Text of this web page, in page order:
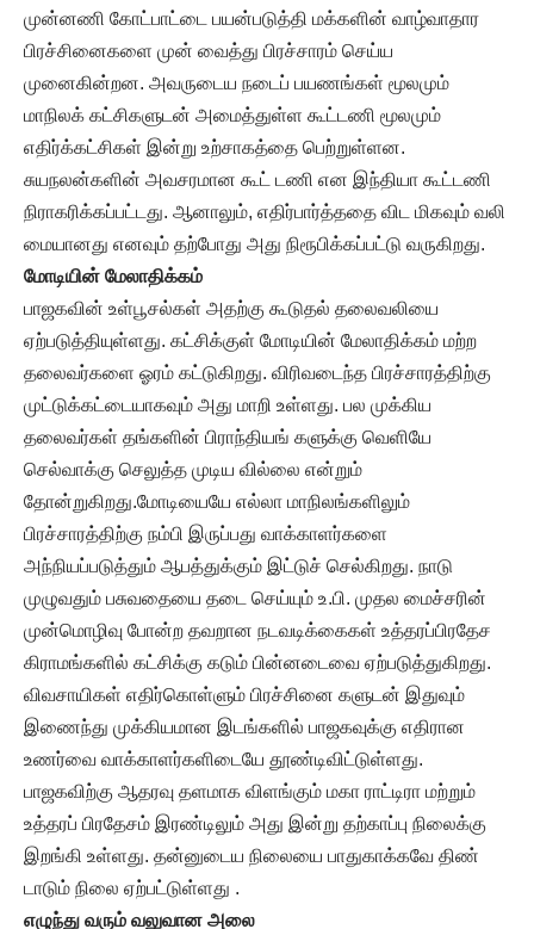
முன்னணி கோட்பாட்டை பயன்படுத்தி மக்களின் வாழ்வாதார
பிரச்சினைகளை முன் வைத்து பிரச்சாரம் செய்ய
முனைகின்றன. அவருடைய நடைப் பயணங்கள் மூலமும்
மாநிலக் கட்சிகளுடன் அமைத்துள்ள கூட்டணி மூலமும்
எதிர்க்கட்சிகள் இன்று உற்சாகத்தை பெற்றுள்ளன.
சுயநலன்களின் அவசரமான கூட் டணி என இந்தியா கூட்டணி
நிராகரிக்கப்பட்டது. ஆனாலும், எதிர்பார்த்ததை விட மிகவும் வலி
மையானது எனவும் தற்போது அது நிரூபிக்கப்பட்டு வருகிறது.
மோடியின் மேலாதிக்கம்
பாஜகவின் உள்பூசல்கள் அதற்கு கூடுதல் தலைவலியை
ஏற்படுத்தியுள்ளது. கட்சிக்குள் மோடியின் மேலாதிக்கம் மற்ற
தலைவர்களை ஓரம் கட்டுகிறது. விரிவடைந்த பிரச்சாரத்திற்கு
முட்டுக்கட்டையாகவும் அது மாறி உள்ளது. பல முக்கிய
தலைவர்கள் தங்களின் பிராந்தியங் களுக்கு வெளியே
செல்வாக்கு செலுத்த முடிய வில்லை என்றும்
தோன்றுகிறது.மோடியையே எல்லா மாநிலங்களிலும்
பிரச்சாரத்திற்கு நம்பி இருப்பது வாக்காளர்களை
அந்நியப்படுத்தும் ஆபத்துக்கும் இட்டுச் செல்கிறது. நாடு
முழுவதும் பசுவதையை தடை செய்யும் உ.பி. முதல மைச்சரின்
முன்மொழிவு போன்ற தவறான நடவடிக்கைகள் உத்தரப்பிரதேச
கிராமங்களில் கட்சிக்கு கடும் பின்னடைவை ஏற்படுத்துகிறது.
விவசாயிகள் எதிர்கொள்ளும் பிரச்சினை களுடன் இதுவும்
இணைந்து முக்கியமான இடங்களில் பாஜகவுக்கு எதிரான
உணர்வை வாக்காளர்களிடையே தூண்டிவிட்டுள்ளது.
பாஜகவிற்கு ஆதரவு தளமாக விளங்கும் மகா ராட்டிரா மற்றும்
உத்தரப் பிரதேசம் இரண்டிலும் அது இன்று தற்காப்பு நிலைக்கு
இறங்கி உள்ளது. தன்னுடைய நிலையை பாதுகாக்கவே திண்
டாடும் நிலை ஏற்பட்டுள்ளது .
எழுந்து வரும் வலுவான அலை